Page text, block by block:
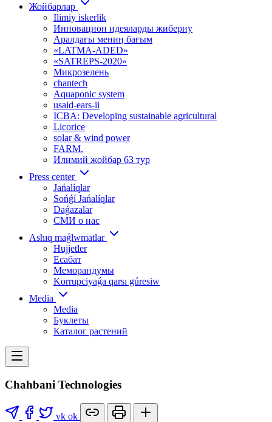
Жойбарлар
Ilimiy iskerlik
Инновацион идеяларды жибериу
Аралдағы мениӊ бағым
«LATMA-ADED»
«SATREPS-2020»
Микрозелень
chantech
Aquaponic system
usaid-ears-ii
ICBA: Developing sustainable agricultural
Licorice
solar & wind power
FARM.
Илимий жойбар 63 тур
Press center
Jańalíqlar
Sońǵí Jańalíqlar
Daǵazalar
СМИ о нас
Ashıq maǵlwmatlar
Hujjetler
Есабат
Меморандумы
Korrupciyaǵa qarsı gúresiw
Media
Media
Буклеты
Каталог растений
Chahbani Technologies
vk ok